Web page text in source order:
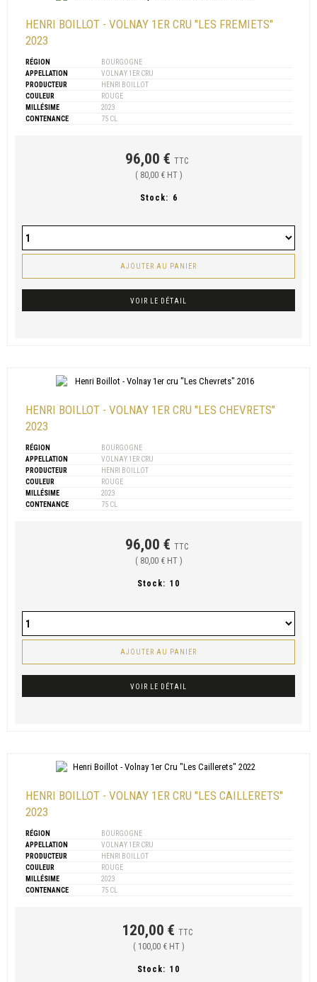
HENRI BOILLOT - VOLNAY 1ER CRU "LES FREMIETS"
2023
RÉGION
BOURGOGNE
APPELLATION
VOLNAY 1ER CRU
PRODUCTEUR
HENRI BOILLOT
COULEUR
ROUGE
MILLÉSIME
2023
CONTENANCE
75 CL
96,00 € TTC
( 80,00 € HT )
Stock: 6
AJOUTER AU PANIER
VOIR LE DÉTAIL
HENRI BOILLOT - VOLNAY 1ER CRU "LES CHEVRETS"
2023
RÉGION
BOURGOGNE
APPELLATION
VOLNAY 1ER CRU
PRODUCTEUR
HENRI BOILLOT
COULEUR
ROUGE
MILLÉSIME
2023
CONTENANCE
75 CL
96,00 € TTC
( 80,00 € HT )
Stock: 10
AJOUTER AU PANIER
VOIR LE DÉTAIL
HENRI BOILLOT - VOLNAY 1ER CRU "LES CAILLERETS"
2023
RÉGION
BOURGOGNE
APPELLATION
VOLNAY 1ER CRU
PRODUCTEUR
HENRI BOILLOT
COULEUR
ROUGE
MILLÉSIME
2023
CONTENANCE
75 CL
120,00 € TTC
( 100,00 € HT )
Stock: 10